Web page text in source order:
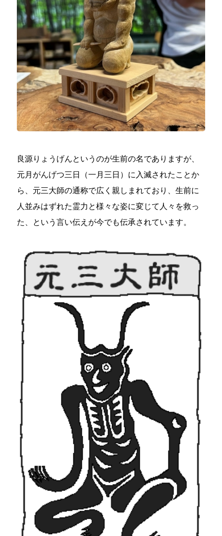
良源りょうげんというのが生前の名でありますが、
元月がんげつ三日（一月三日）に入滅されたことか
ら、元三大師の通称で広く親しまれており、生前に
人並みはずれた霊力と様々な姿に変じて人々を救っ
た、という言い伝えが今でも伝承されています。